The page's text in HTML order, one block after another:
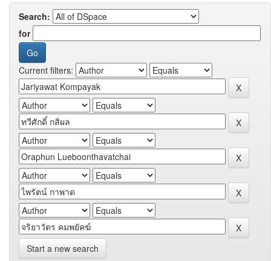
Search:
for
Current filters:
Start a new search